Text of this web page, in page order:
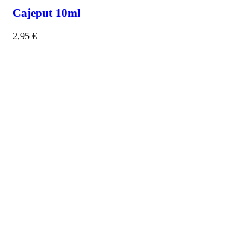
Cajeput 10ml
2,95€